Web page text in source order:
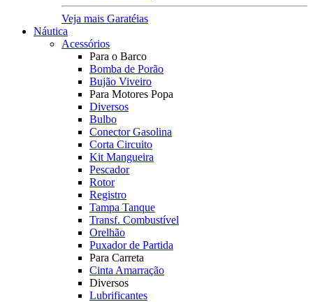
Veja mais Garatéias
Náutica
Acessórios
Para o Barco
Bomba de Porão
Bujão Viveiro
Para Motores Popa
Diversos
Bulbo
Conector Gasolina
Corta Circuito
Kit Mangueira
Pescador
Rotor
Registro
Tampa Tanque
Transf. Combustível
Orelhão
Puxador de Partida
Para Carreta
Cinta Amarração
Diversos
Lubrificantes